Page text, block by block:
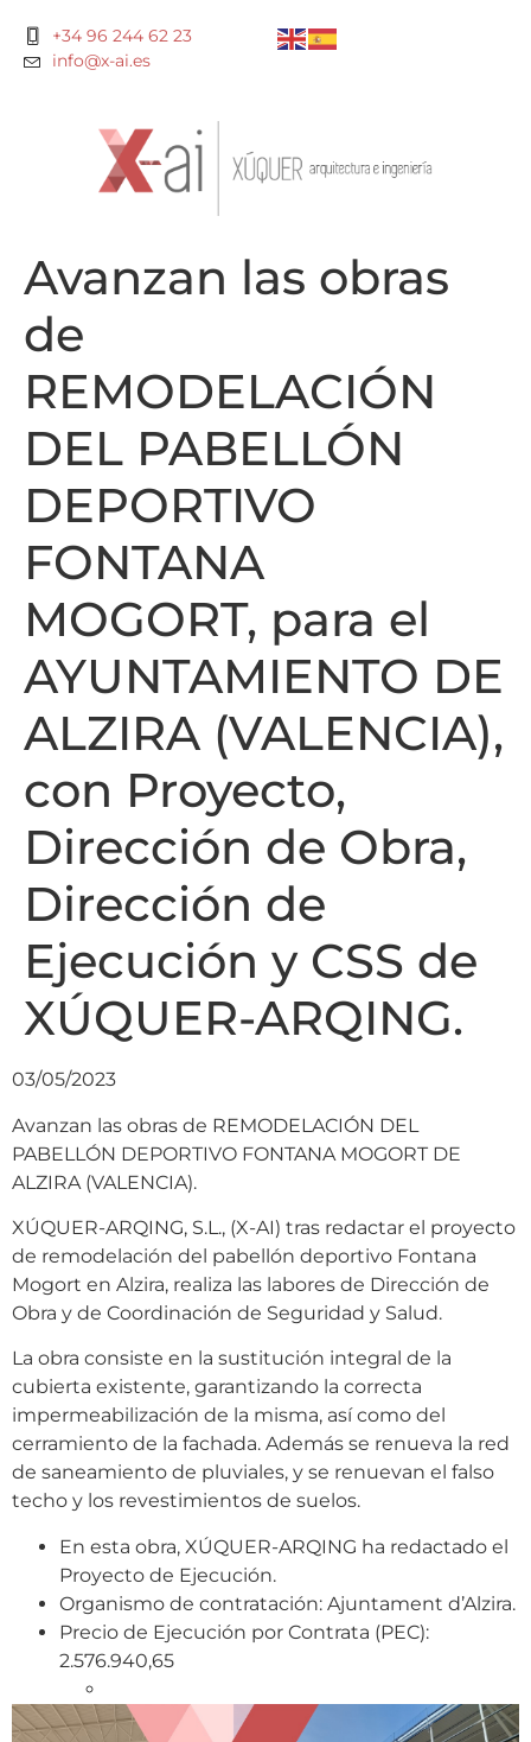
+34 96 244 62 23
info@x-ai.es
Avanzan las obras
de
REMODELACIÓN
DEL PABELLÓN
DEPORTIVO
FONTANA
MOGORT, para el
AYUNTAMIENTO DE
ALZIRA (VALENCIA),
con Proyecto,
Dirección de Obra,
Dirección de
Ejecución y CSS de
XÚQUER-ARQING.
03/05/2023
Avanzan las obras de REMODELACIÓN DEL
PABELLÓN DEPORTIVO FONTANA MOGORT DE
ALZIRA (VALENCIA).
XÚQUER-ARQING, S.L., (X-AI) tras redactar el proyecto
de remodelación del pabellón deportivo Fontana
Mogort en Alzira, realiza las labores de Dirección de
Obra y de Coordinación de Seguridad y Salud.
La obra consiste en la sustitución integral de la
cubierta existente, garantizando la correcta
impermeabilización de la misma, así como del
cerramiento de la fachada. Además se renueva la red
de saneamiento de pluviales, y se renuevan el falso
techo y los revestimientos de suelos.
En esta obra, XÚQUER-ARQING ha redactado el
Proyecto de Ejecución.
Organismo de contratación: Ajuntament d’Alzira.
Precio de Ejecución por Contrata (PEC):
2.576.940,65